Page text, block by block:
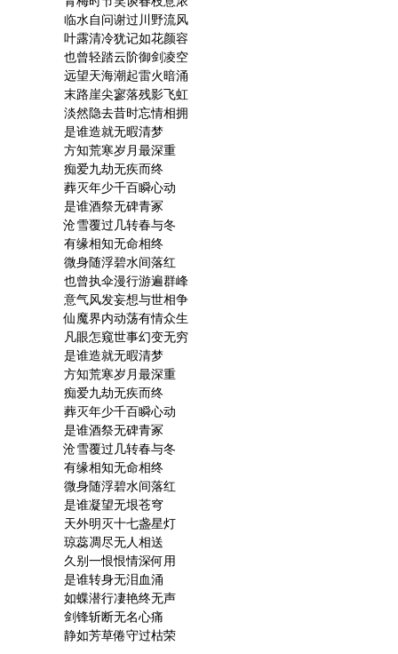
葬灭年少千百瞬心动
是谁酒祭无碑青冢
沧雪覆过几转春与冬
有缘相知无命相终
微身随浮碧水间落红
也曾执伞漫行游遍群峰
意气风发妄想与世相争
仙魔界内动荡有情众生
凡眼怎窥世事幻变无穷
是谁造就无瑕清梦
方知荒寒岁月最深重
痴爱九劫无疾而终
葬灭年少千百瞬心动
是谁酒祭无碑青冢
沧雪覆过几转春与冬
有缘相知无命相终
微身随浮碧水间落红
是谁凝望无垠苍穹
天外明灭十七盏星灯
琼蕊凋尽无人相送
久别一恨恨情深何用
是谁转身无泪血涌
如蝶潜行凄艳终无声
剑锋斩断无名心痛
静如芳草倦守过枯荣
临水自问谢过川野流风
叶露清冷犹记如花颜容
也曾轻踏云阶御剑凌空
远望天海潮起雷火暗涌
末路崖尖寥落残影飞虹
淡然隐去昔时忘情相拥
是谁造就无暇清梦
方知荒寒岁月最深重
痴爱九劫无疾而终
葬灭年少千百瞬心动
是谁酒祭无碑青冢
沧雪覆过几转春与冬
有缘相知无命相终
微身随浮碧水间落红
也曾执伞漫行游遍群峰
意气风发妄想与世相争
仙魔界内动荡有情众生
凡眼怎窥世事幻变无穷
是谁造就无暇清梦
方知荒寒岁月最深重
痴爱九劫无疾而终
葬灭年少千百瞬心动
是谁酒祭无碑青冢
沧雪覆过几转春与冬
有缘相知无命相终
微身随浮碧水间落红
是谁凝望无垠苍穹
天外明灭十七盏星灯
琼蕊凋尽无人相送
久别一恨恨情深何用
是谁转身无泪血涌
如蝶潜行凄艳终无声
剑锋斩断无名心痛
静如芳草倦守过枯荣